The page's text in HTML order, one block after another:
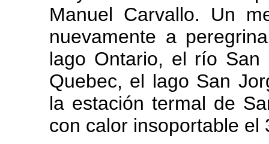
Manuel Carvallo. Un
nuevamente a
lago Ontario, el río San
Quebec, el lago San
la estación termal de
con calor insoportable el